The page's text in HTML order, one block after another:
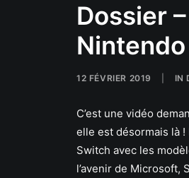
Dossier
12 FÉVRIER 2019 IN
C’est une vidéo
elle est désormais là !
Switch avec les
l’avenir de Microsoft,